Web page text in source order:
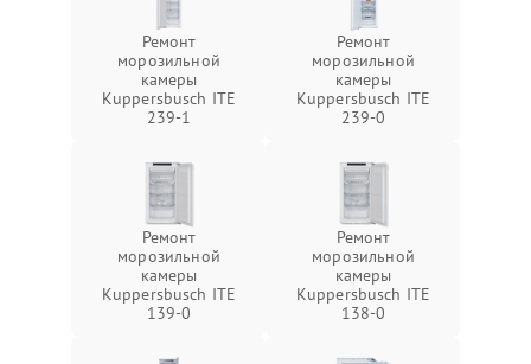
Ремонт
морозильной
камеры
Kuppersbusch ITE
239-1
Ремонт
морозильной
камеры
Kuppersbusch ITE
239-0
Ремонт
морозильной
камеры
Kuppersbusch ITE
139-0
Ремонт
морозильной
камеры
Kuppersbusch ITE
138-0